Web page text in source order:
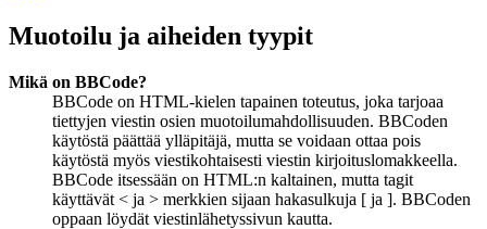
Muotoilu ja aiheiden tyypit
Mikä on BBCode?
BBCode on HTML-kielen tapainen toteutus, joka tarjoaa
tiettyjen viestin osien muotoilumahdollisuuden. BBCoden
käytöstä päättää ylläpitäjä, mutta se voidaan ottaa pois
käytöstä myös viestikohtaisesti viestin kirjoituslomakkeella.
BBCode itsessään on HTML:n kaltainen, mutta tagit
käyttävät < ja > merkkien sijaan hakasulkuja [ ja ]. BBCoden
oppaan löydät viestinlähetyssivun kautta.